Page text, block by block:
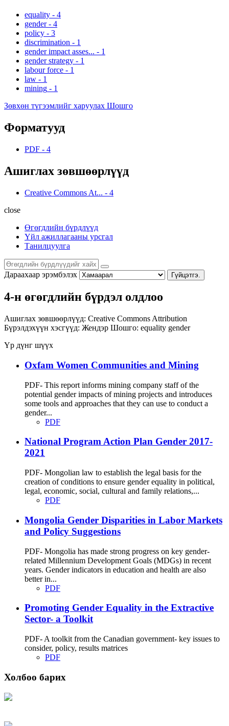
equality - 4
gender - 4
policy - 3
discrimination - 1
gender impact asses... - 1
gender strategy - 1
labour force - 1
law - 1
mining - 1
Зөвхөн түгээмлийг харуулах Шошго
Форматууд
PDF - 4
Ашиглах зөвшөөрлүүд
Creative Commons At... - 4
close
Өгөгдлийн бүрдлүүд
Үйл ажиллагааны урсгал
Танилцуулга
Дараахаар эрэмбэлэх Гүйцэтгэ.
4-н өгөгдлийн бүрдэл олдлоо
Ашиглах зөвшөөрлүүд: Creative Commons Attribution
Бүрэлдэхүүн хэсгүүд: Жендэр Шошго: equality gender
Үр дүнг шүүх
Oxfam Women Communities and Mining
PDF- This report informs mining company staff of the
potential gender impacts of mining projects and introduces
some tools and approaches that they can use to conduct a
gender...
PDF
National Program Action Plan Gender 2017-
2021
PDF- Mongolian law to establish the legal basis for the
creation of conditions to ensure gender equality in political,
legal, economic, social, cultural and family relations,...
PDF
Mongolia Gender Disparities in Labor Markets
and Policy Suggestions
PDF- Mongolia has made strong progress on key gender-
related Millennium Development Goals (MDGs) in recent
years. Gender indicators in education and health are also
better in...
PDF
Promoting Gender Equality in the Extractive
Sector- a Toolkit
PDF- A toolkit from the Canadian government- key issues to
consider, policy, results matrices
PDF
Холбоо барих